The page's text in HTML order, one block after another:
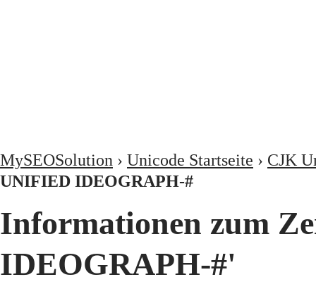
MySEOSolution › Unicode Startseite › CJK
UNIFIED IDEOGRAPH-#
Informationen zum
IDEOGRAPH-#'